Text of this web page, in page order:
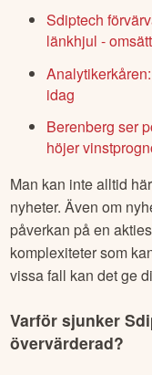
Sdiptech
länkhjul -
idag
Berenberg ser
höjer
Man kan inte alltid
nyheter. Även om
påverkan på en
komplexiteter som
vissa fall kan det ge
Varför sjunker
övervärderad?